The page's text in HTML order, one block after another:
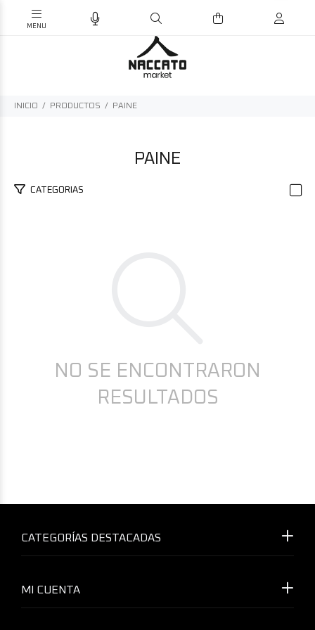
INICIO PRODUCTOS PAINE
PAINE
CATEGORIAS
NO SE ENCONTRARON
RESULTADOS
CATEGORÍAS DESTACADAS
MI CUENTA